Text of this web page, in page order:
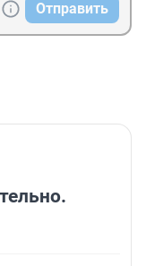
Отправить